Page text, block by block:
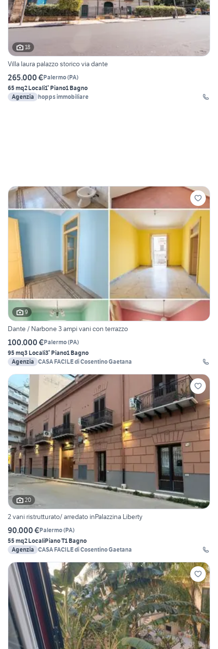
18
Villa laura palazzo storico via dante
265.000 €Palermo(PA)
65 mq2 Locali1° Piano1 Bagno
Agenzia hopps immobiliare
9
Dante / Narbone 3 ampi vani con terrazzo
100.000 €Palermo(PA)
95 mq3 Locali3° Piano1 Bagno
Agenzia CASA FACILE di Cosentino Gaetana
20
2 vani ristrutturato/ arredato inPalazzina Liberty
90.000 €Palermo(PA)
55 mq2 LocaliPiano T1 Bagno
Agenzia CASA FACILE di Cosentino Gaetana